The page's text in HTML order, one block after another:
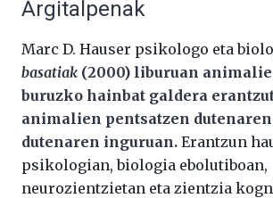
Argitalpenak
Marc D. Hauser psikologo eta
basatiak (2000) liburuan
buruzko hainbat galdera
animalien pentsatzen
dutenaren inguruan. Erantzun
psikologian, biologia ebolutiboan,
neurozientzietan eta zientzia